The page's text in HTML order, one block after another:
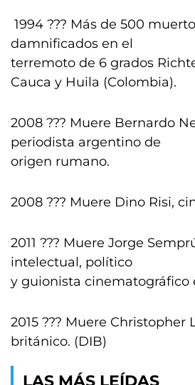
1994 ??? Más de 500
damnificados en el
terremoto de 6 grados
Cauca y Huila (Colombia).
2008 ??? Muere Bernardo
periodista argentino de
origen rumano.
2008 ??? Muere Dino Risi,
2011 ??? Muere Jorge
intelectual, político
y guionista cinematográfico
2015 ??? Muere Christopher
británico. (DIB)
LAS MÁS LEÍDAS